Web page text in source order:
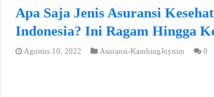
Apa Saja Jenis Asuransi
Indonesia? Ini Ragam Hingga
Agustus 10, 2022 Asuransi-KambingJoynim 0